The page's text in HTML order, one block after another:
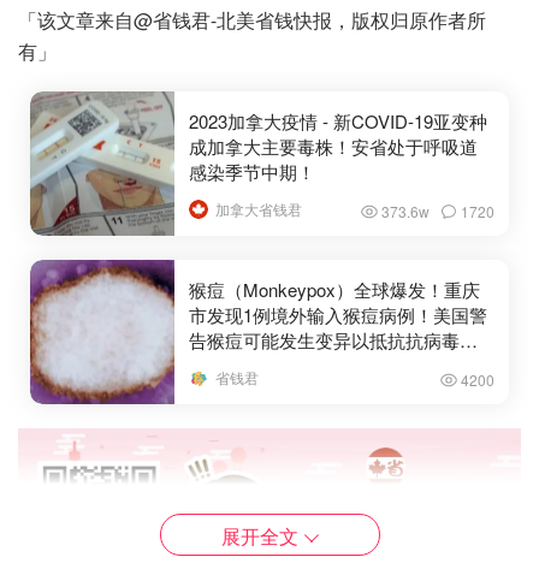
「该文章来自@省钱君-北美省钱快报，版权归原作者所
有」
2023加拿大疫情 - 新COVID-19亚变种
成加拿大主要毒株！安省处于呼吸道
感染季节中期！
加拿大省钱君 373.6w 1720
猴痘（Monkeypox）全球爆发！重庆
市发现1例境外输入猴痘病例！美国警
告猴痘可能发生变异以抵抗抗病毒药
省钱君 4200
展开全文